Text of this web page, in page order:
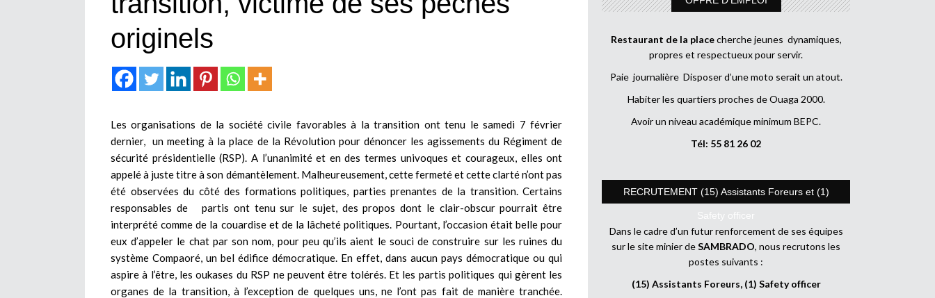
originels
Les organisations de la société civile favorables à la transition ont tenu le samedi 7 février
dernier, un meeting à la place de la Révolution pour dénoncer les agissements du Régiment de
sécurité présidentielle (RSP). A l’unanimité et en des termes univoques et courageux, elles ont
appelé à juste titre à son démantèlement. Malheureusement, cette fermeté et cette clarté n’ont pas
été observées du côté des formations politiques, parties prenantes de la transition. Certains
responsables de partis ont tenu sur le sujet, des propos dont le clair-obscur pourrait être
interprété comme de la couardise et de la lâcheté politiques. Pourtant, l’occasion était belle pour
eux d’appeler le chat par son nom, pour peu qu’ils aient le souci de construire sur les ruines du
système Compaoré, un bel édifice démocratique. En effet, dans aucun pays démocratique ou qui
aspire à l’être, les oukases du RSP ne peuvent être tolérés. Et les partis politiques qui gèrent les
organes de la transition, à l’exception de quelques uns, ne l’ont pas fait de manière tranchée.
Restaurant de la placecherche jeunes dynamiques,
propres et respectueux pour servir.
Paie journalière Disposer d’une moto serait un atout.
Habiter les quartiers proches de Ouaga 2000.
Avoir un niveau académique minimum BEPC.
Tél: 55 81 26 02
RECRUTEMENT (15) Assistants Foreurs et (1)
Safety officer
Dans le cadre d’un futur renforcement de ses équipes
sur le site minier deSAMBRADO, nous recrutons les
postes suivants :
(15) Assistants Foreurs, (1) Safety officer